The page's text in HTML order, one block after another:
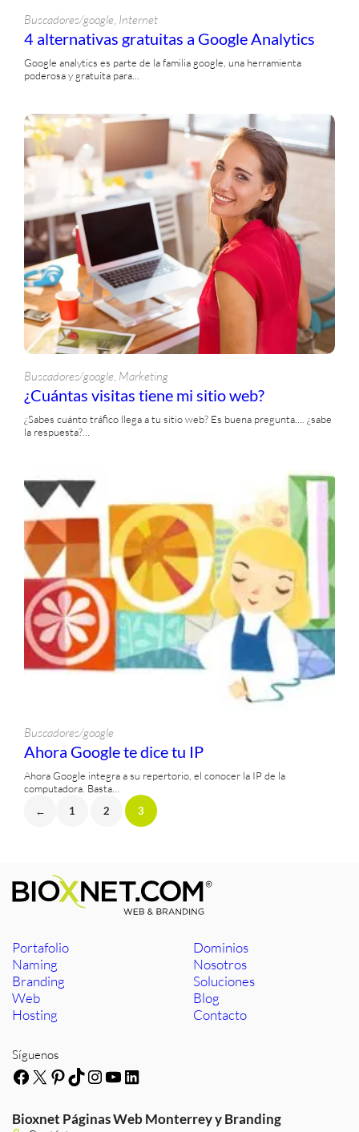
Buscadores/google Internet
4 alternativas gratuitas a Google Analytics
Google analytics es parte de la familia google, una herramienta
poderosa y gratuita para…
Buscadores/google Marketing
¿Cuántas visitas tiene mi sitio web?
¿Sabes cuánto tráfico llega a tu sitio web? Es buena pregunta…. ¿sabe
la respuesta?…
Buscadores/google
Ahora Google te dice tu IP
Ahora Google integra a su repertorio, el conocer la IP de la
computadora. Basta…
←
1 2 3
Portafolio
Naming
Branding
Web
Hosting
Dominios
Nosotros
Soluciones
Blog
Contacto
Síguenos
Facebook
X Pinterest
TikTok
Instagram
YouTube
LinkedIn
Bioxnet Páginas Web Monterrey y Branding